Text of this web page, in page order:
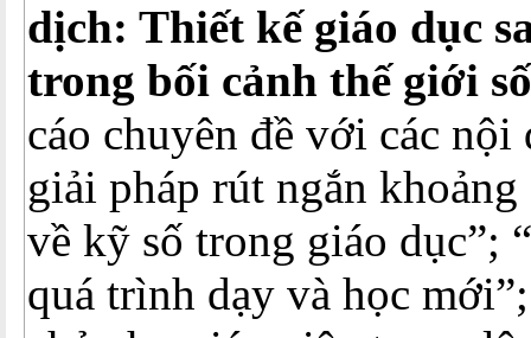
dịch: Thiết kế giáo dục
trong bối cảnh thế giới
cáo chuyên đề với các nội
giải pháp rút ngắn khoảng
về kỹ số trong giáo dục”;
quá trình dạy và học